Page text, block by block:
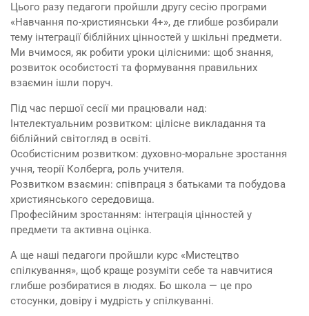
Цього разу педагоги пройшли другу сесію програми
«Навчання по-християнськи 4+», де глибше розбирали
тему інтеграції біблійних цінностей у шкільні предмети.
Ми вчимося, як робити уроки цілісними: щоб знання,
розвиток особистості та формування правильних
взаємин ішли поруч.
Під час першої сесії ми працювали над:
Інтелектуальним розвитком: цілісне викладання та
біблійний світогляд в освіті.
Особистісним розвитком: духовно-моральне зростання
учня, теорії Колберга, роль учителя.
Розвитком взаємин: співпраця з батьками та побудова
християнського середовища.
Професійним зростанням: інтеграція цінностей у
предмети та активна оцінка.
А ще наші педагоги пройшли курс «Мистецтво
спілкування», щоб краще розуміти себе та навчитися
глибше розбиратися в людях. Бо школа — це про
стосунки, довіру і мудрість у спілкуванні.